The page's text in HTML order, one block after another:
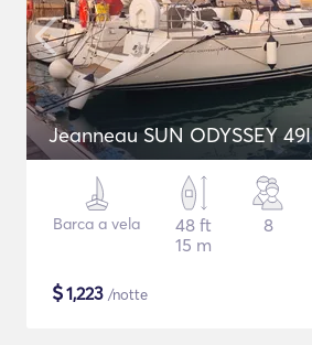
Jeanneau SUN ODYSSEY 49I
Barca a vela
48 ft
15 m
8
$1,223 /notte